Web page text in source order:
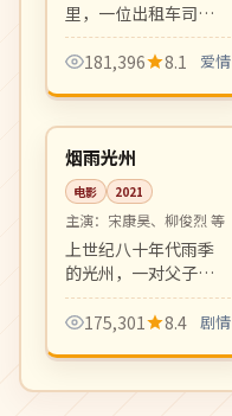
里，一位出租车司机
与一位刚分手的女乘
客度过最长的十二小
色都市爱情小品。
181,396 8.1 爱情
韩国
高分 99:06
烟雨光州
电影 2021
主演： 宋康昊、柳俊烈 等
上世纪八十年代雨季
的光州，一对父子在
大时代漩涡中艰难抉
择。沉郁深情的现实
社会派代表作之一。
175,301 8.4 剧情